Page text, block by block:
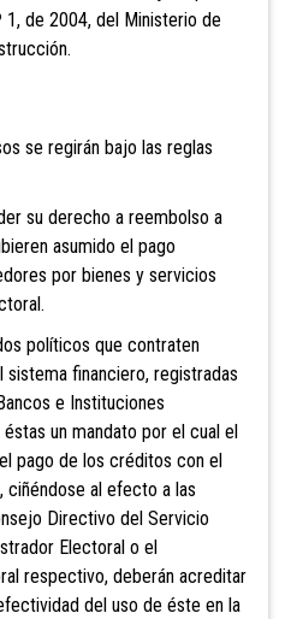
de 2004, del Ministerio de
se regirán bajo las reglas
su derecho a reembolso a
asumido el pago
por bienes y servicios
políticos que contraten
financiero, registradas
e Instituciones
un mandato por el cual el
pago de los créditos con el
al efecto a las
Directivo del Servicio
Electoral o el
respectivo, deberán acreditar
del uso de éste en la